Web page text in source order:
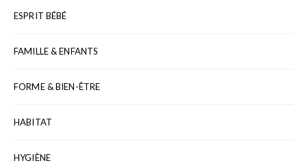
ESPRIT BÉBÉ
FAMILLE & ENFANTS
FORME & BIEN-ÊTRE
HABITAT
HYGIÈNE